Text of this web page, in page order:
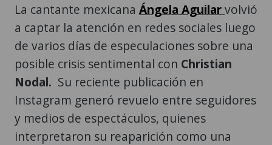
La cantante mexicana Ángela Aguilarvolvió
a captar la atención en redes sociales luego
de varios días de especulaciones sobre una
posible crisis sentimental con Christian
Nodal. Su reciente publicación en
Instagram generó revuelo entre seguidores
y medios de espectáculos, quienes
interpretaron su reaparición como una